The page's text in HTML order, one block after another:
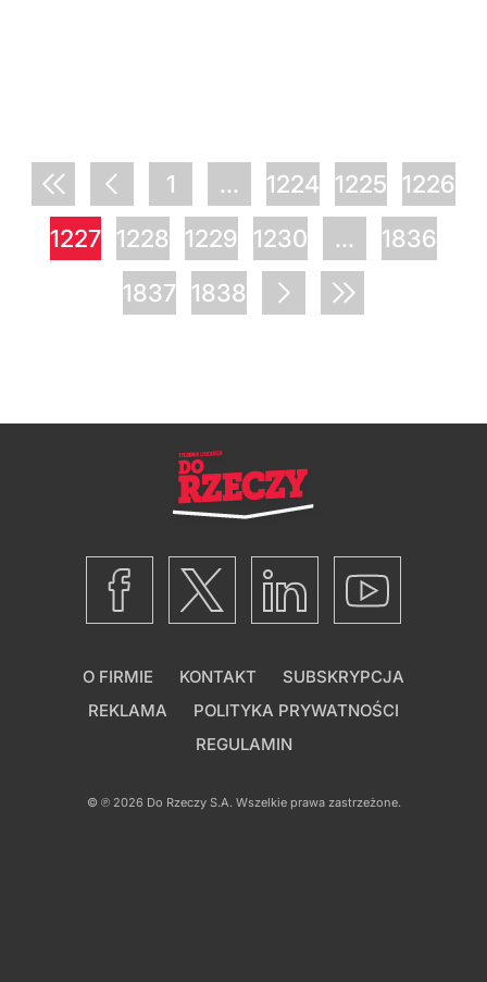
1 ... 1224 1225
1226
1227 1228 1229 1230 ...
1836
1837
1838
O FIRMIE KONTAKT
SUBSKRYPCJA
REKLAMA
POLITYKA PRYWATNOŚCI
REGULAMIN
© ℗ 2026 Do Rzeczy S.A. Wszelkie prawa zastrzeżone.